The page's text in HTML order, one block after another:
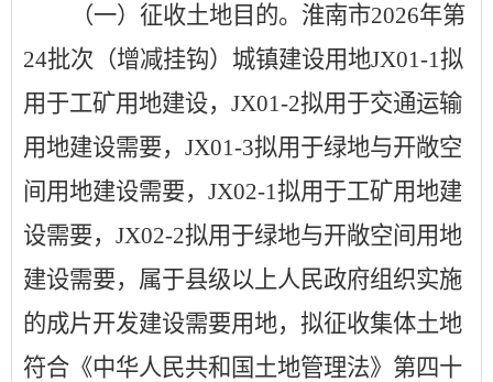
（一）征收土地目的。淮南市2026年第
24批次（增减挂钩）城镇建设用地JX01-1拟
用于工矿用地建设， JX01-2拟用于交通运输
用地建设需要， JX01-3拟用于绿地与开敞空
间用地建设需要， JX02-1拟用于工矿用地建
设需要， JX02-2拟用于绿地与开敞空间用地
建设需要， 属于县级以上人民政府组织实施
的成片开发建设需要用地，拟征收集体土地
符合《中华人民共和国土地管理法》第四十